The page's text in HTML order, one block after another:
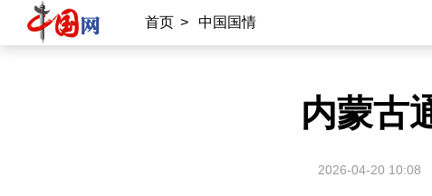
首页 > 中国国情
内蒙古
2026-04-20 10:08